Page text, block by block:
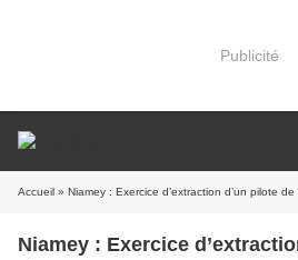
Publicité
Accueil » Niamey : Exercice d’extraction d’un pilote de
Niamey : Exercice